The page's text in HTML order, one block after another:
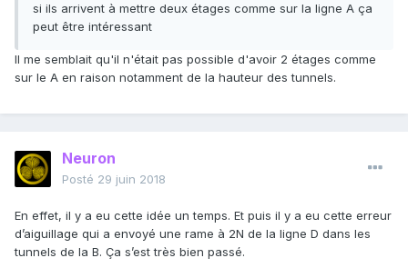
si ils arrivent à mettre deux étages comme sur la ligne A ça
peut être intéressant
Il me semblait qu'il n'était pas possible d'avoir 2 étages comme
sur le A en raison notamment de la hauteur des tunnels.
Neuron
Posté 29 juin 2018
En effet, il y a eu cette idée un temps. Et puis il y a eu cette erreur
d’aiguillage qui a envoyé une rame à 2N de la ligne D dans les
tunnels de la B. Ça s’est très bien passé.